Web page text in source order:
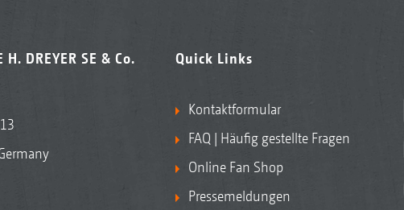
DREYER SE & Co.
Quick Links
Kontaktformular
FAQ | Häufig gestellte Fragen
Online Fan Shop
Pressemeldungen